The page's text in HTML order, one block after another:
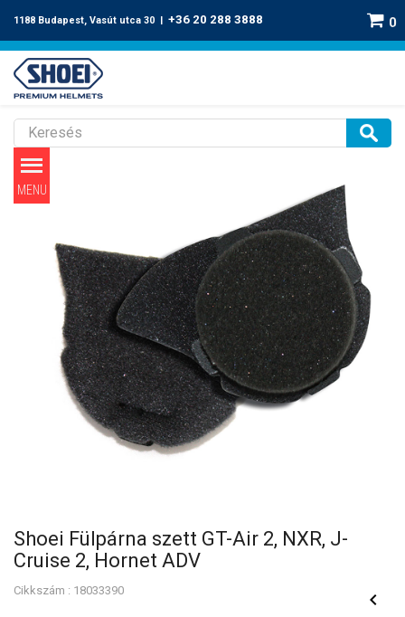
1188 Budapest, Vasút utca 30 | +36 20 288 3888 0
Shoei Fülpárna szett GT-Air 2, NXR, J-
Cruise 2, Hornet ADV
Cikkszám : 18033390 keyboard_arrow_left